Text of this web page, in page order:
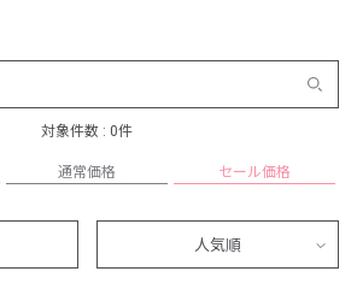
対象件数 : 0件
通常価格 セール価格
人気順